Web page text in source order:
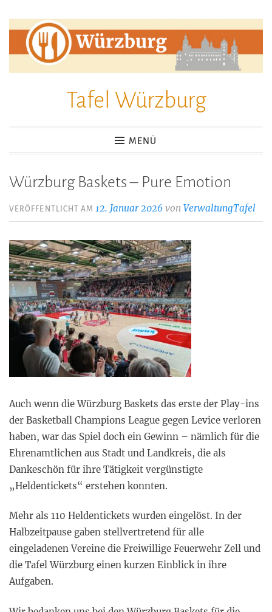
Inhalt
springen
Tafel Würzburg
MENÜ
Würzburg Baskets – Pure Emotion
VERÖFFENTLICHT AM12. Januar 2026 vonVerwaltungTafel
Auch wenn die Würzburg Baskets das erste der Play-ins
der Basketball Champions League gegen Levice verloren
haben, war das Spiel doch ein Gewinn – nämlich für die
Ehrenamtlichen aus Stadt und Landkreis, die als
Dankeschön für ihre Tätigkeit vergünstigte
„Heldentickets“ erstehen konnten.
Mehr als 110 Heldentickets wurden eingelöst. In der
Halbzeitpause gaben stellvertretend für alle
eingeladenen Vereine die Freiwillige Feuerwehr Zell und
die Tafel Würzburg einen kurzen Einblick in ihre
Aufgaben.